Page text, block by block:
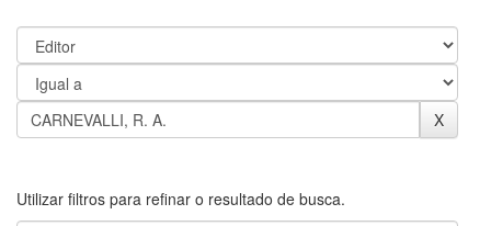
Utilizar filtros para refinar o resultado de busca.